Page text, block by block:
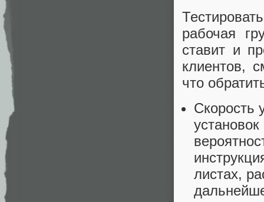
рабочая
ставит и
клиентов,
что
Скорость
листах,